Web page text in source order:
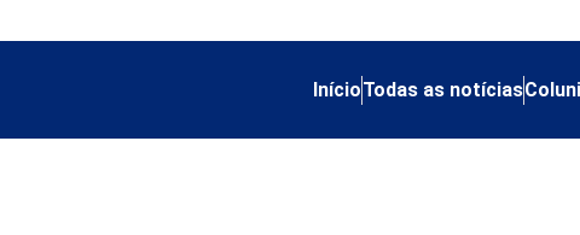
InícioTodas as notícias